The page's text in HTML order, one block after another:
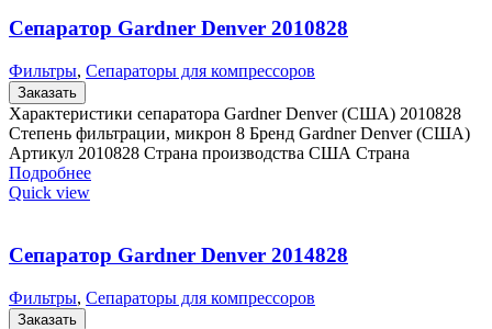
Сепаратор Gardner Denver 2010828
Фильтры, Сепараторы для компрессоров
Заказать
Характеристики сепаратора Gardner Denver (США) 2010828
Степень фильтрации, микрон 8 Бренд Gardner Denver (США)
Артикул 2010828 Страна производства США Страна
Подробнее
Quick view
Сепаратор Gardner Denver 2014828
Фильтры, Сепараторы для компрессоров
Заказать